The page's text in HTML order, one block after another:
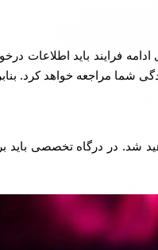
فرایند باید اطلاعات
مراجعه خواهد کرد.
در درگاه تخصصی باید